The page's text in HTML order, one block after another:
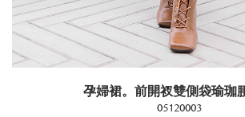
孕婦裙。前開衩雙側袋瑜珈
05120003